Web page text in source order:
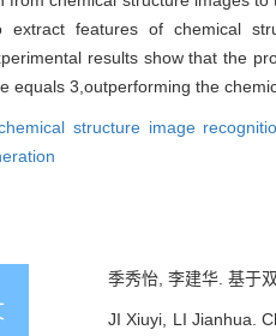
extract features of chemical
results show that the
equals 3,outperforming the
structure image
季秀怡, 李建华. 基于
JI Xiuyi, LI Jianhua.